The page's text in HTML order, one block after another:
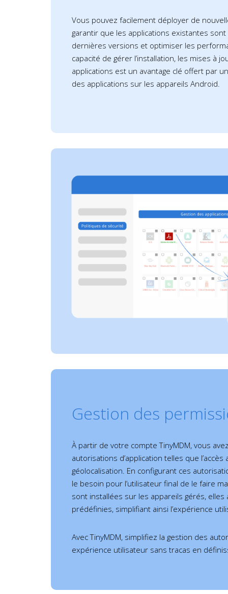
Vous pouvez facilement déployer de
garantir que les applications existantes
dernières versions et optimiser les
capacité de gérer l’installation, les mises à
applications est un avantage clé offert par
des applications sur les appareils Android.
Gestion des
À partir de votre compte TinyMDM, vous
autorisations d’application telles que
géolocalisation. En configurant ces
le besoin pour l’utilisateur final de le faire
sont installées sur les appareils gérés,
prédéfinies, simplifiant ainsi l’expérience
Avec TinyMDM, simplifiez la gestion des
expérience utilisateur sans tracas en